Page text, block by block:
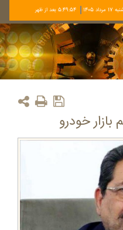
17 مرداد 1405 5:49:54 بعد از ظهر
خودرو